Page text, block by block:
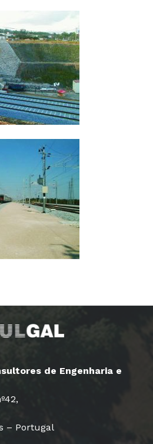
de Engenharia e
– Portugal